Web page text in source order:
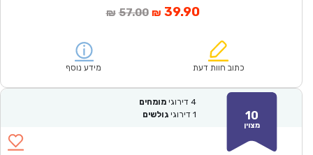
₪ 57.00המחיר
₪57.00.
₪ 39.90המחיר
הוא:
כתוב חוות דעת מידע נוסף
10
מצוין
4 דירוגי מומחים
1 דירוגי גולשים